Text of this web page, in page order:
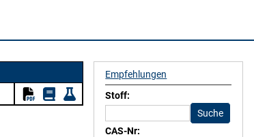
Empfehlungen
Stoff:
CAS-Nr: